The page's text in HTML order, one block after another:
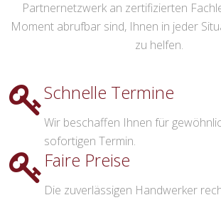
Partnernetzwerk an zertifizierten
Moment abrufbar sind, Ihnen in jeder
zu helfen.
Schnelle Termine
Wir beschaffen Ihnen für
sofortigen Termin.
Faire Preise
Die zuverlässigen Handwerker